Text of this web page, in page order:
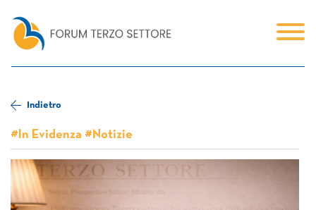
Indietro
#In Evidenza #Notizie